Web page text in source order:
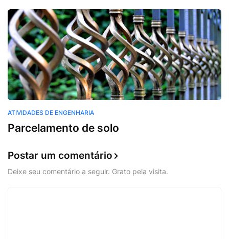
ATIVIDADES DE ENGENHARIA
Parcelamento de solo
Postar um comentário
Deixe seu comentário a seguir. Grato pela visita.